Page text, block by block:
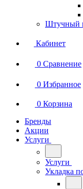
Штучный
Кабинет
0 Сравнение
0 Избранное
0 Корзина
Бренды
Акции
Услуги
Услуги
Укладка